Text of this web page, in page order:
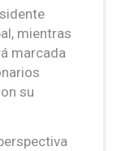
mientras
marcada
su